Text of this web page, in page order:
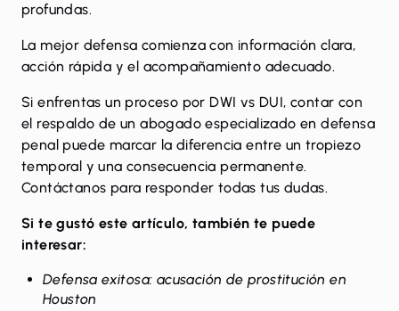
profundas.
La mejor defensa comienza con información clara,
acción rápida y el acompañamiento adecuado.
Si enfrentas un proceso por DWI vs DUI, contar con
el respaldo de unabogado especializado en defensa
penal puede marcar la diferencia entre un tropiezo
temporal y una consecuencia permanente.
Contáctanos para responder todas tus dudas.
Si te gustó este artículo, también te puede
interesar:
Defensa exitosa: acusación de prostitución en
Houston